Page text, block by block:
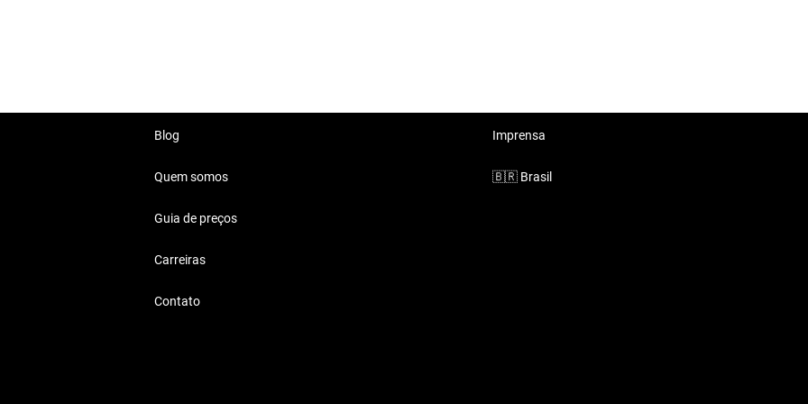
seja indo para o trabalho ou
longas e confortáveis.
a família e aventuras ao ar
Blog
Quem somos
Guia de preços
Carreiras
Contato
Imprensa
🇧🇷 Brasil